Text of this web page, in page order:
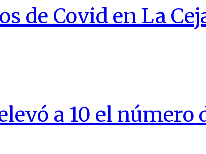
de Covid en La
a 10 el número